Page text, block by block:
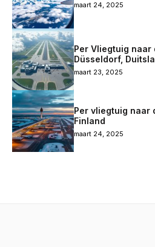
maart 24, 2025
Per Vliegtuig naar
Düsseldorf,
maart 23, 2025
Per vliegtuig naar
Finland
maart 24, 2025